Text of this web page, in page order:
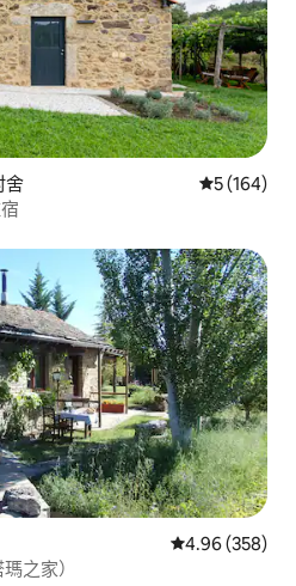
舍 從 164 則評
5 (164)
從 358 則評價
4.96 (358)
之家）